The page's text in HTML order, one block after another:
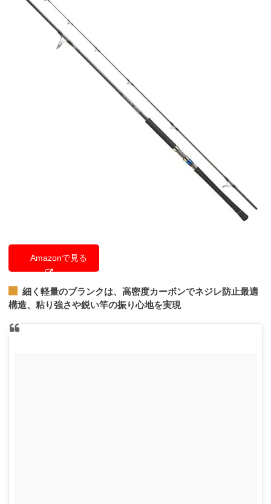
Amazonで見る
細く軽量のブランクは、高密度カーボンでネジレ防止最適
構造、粘り強さや鋭い竿の振り心地を実現